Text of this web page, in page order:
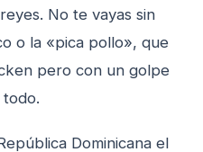
No te vayas sin
o la «pica pollo», que
pero con un golpe
todo.
Dominicana el